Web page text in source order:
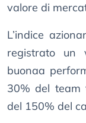
valore di
L’indice
registrato un
buonaa
30% del team
del 150% del